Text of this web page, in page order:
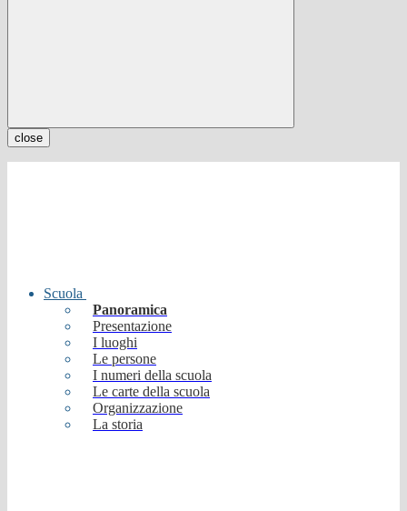
close
Scuola
Panoramica
Presentazione
I luoghi
Le persone
I numeri della scuola
Le carte della scuola
Organizzazione
La storia